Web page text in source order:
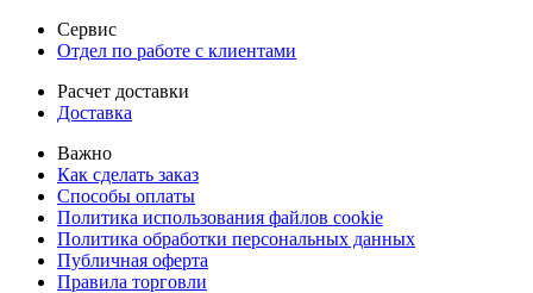
Сервис
Отдел по работе с клиентами
Расчет доставки
Доставка
Важно
Как сделать заказ
Способы оплаты
Политика использования файлов cookie
Политика обработки персональных данных
Публичная оферта
Правила торговли